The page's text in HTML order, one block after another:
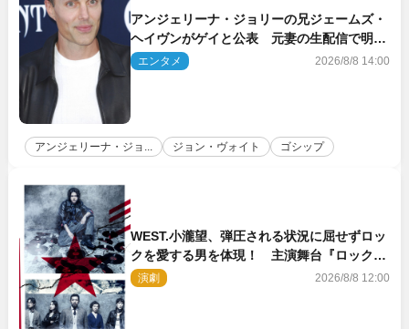
アンジェリーナ・ジョリーの兄ジェームズ・
ヘイヴンがゲイと公表 元妻の生配信で明ら
かに
エンタメ 2026/8/8 14:00
アンジェリーナ・ジョ... ジョン・ヴォイト ゴシップ
WEST.小瀧望、弾圧される状況に屈せずロッ
クを愛する男を体現！ 主演舞台『ロックン
ロール』ビジュアル解禁
演劇 2026/8/8 12:00